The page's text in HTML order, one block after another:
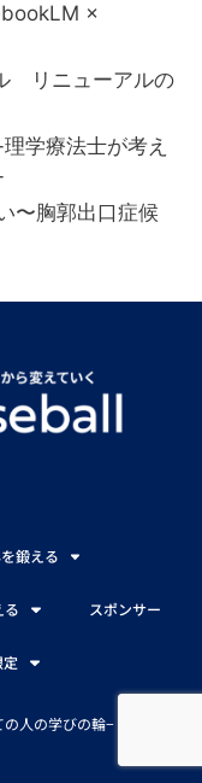
×
リニューアルの
学療法士が考え
〜胸郭出口症候
鍛える
る スポンサー
人の学びの輪−